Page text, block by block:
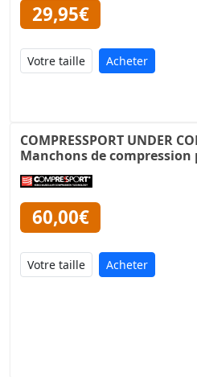
29,95€
Acheter
COMPRESSPORT UNDER
Manchons de compression
60,00€
Acheter